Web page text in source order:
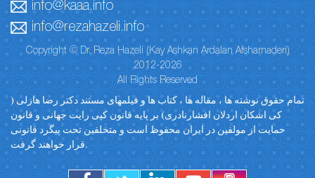
info@kaaa.info
info@rezahazeli.info
Copyright © Dr. Reza Hazeli (Kay Ashkan Ardalan Afsharnaderi)
2012-2026
All Rights Reserved
تمام حقوق نوشته ها ، مقاله ها ، کتاب ها و فیلمهای مستند دکتر رضا هازلی (
کی اشکان اردلان افشارنادری) بر پایه قانون کپی رایت جهانی و قانون
حمایت از مولفین در ایران محفوظ است و متخلفین تحت پیگرد قانونی
قرار خواهند گرفت.